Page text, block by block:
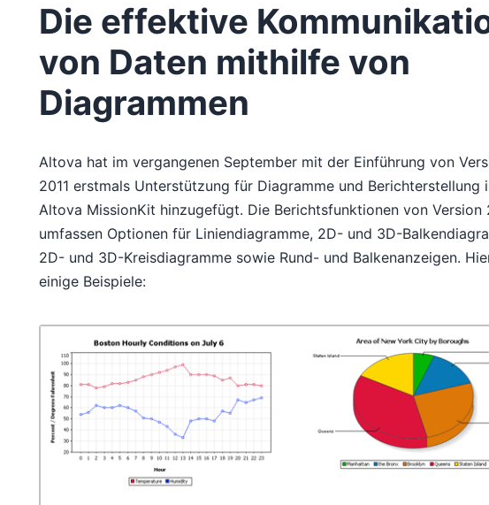
Die effektive
von Daten mithilfe von
Diagrammen
Altova hat im vergangenen September mit der Einführung von
2011 erstmals Unterstützung für Diagramme und Berichterstellung
Altova MissionKit hinzugefügt. Die Berichtsfunktionen von Version
umfassen Optionen für Liniendiagramme, 2D- und 3D-
2D- und 3D-Kreisdiagramme sowie Rund- und Balkenanzeigen.
einige Beispiele: